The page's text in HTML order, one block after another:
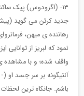
۱۳- (اگزودوس) پیک
جدید کرئن می گوید
رهاننده ی میهن،
نمود که لبریز از
واقف شده؛ و با مشاهده
آنتیگونه بر سر جسد او
باشم. جانکاه ترین